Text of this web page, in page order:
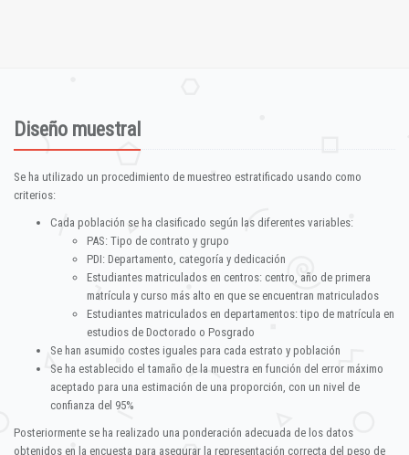
Diseño muestral
Se ha utilizado un procedimiento de muestreo estratificado usando como
criterios:
Cada población se ha clasificado según las diferentes variables:
PAS: Tipo de contrato y grupo
PDI: Departamento, categoría y dedicación
Estudiantes matriculados en centros: centro, año de primera
matrícula y curso más alto en que se encuentran matriculados
Estudiantes matriculados en departamentos: tipo de matrícula en
estudios de Doctorado o Posgrado
Se han asumido costes iguales para cada estrato y población
Se ha establecido el tamaño de la muestra en función del error máximo
aceptado para una estimación de una proporción, con un nivel de
confianza del 95%
Posteriormente se ha realizado una ponderación adecuada de los datos
obtenidos en la encuesta para asegurar la representación correcta del peso de